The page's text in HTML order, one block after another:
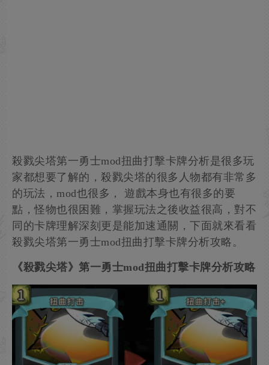
殺戮尖塔第一勇士mod扭曲打擊卡牌分析是很多玩
家都想要了解的，殺戮尖塔的很多人物都有非常多
的玩法，mod也很多， 遊戲本身也有很多的要
點，怪物也很困難，掌握玩法之後收益很高，對不
同的卡牌理解深刻更是能加速通關，下面就來看看
殺戮尖塔第一勇士mod扭曲打擊卡牌分析攻略。
《殺戮尖塔》第一勇士mod扭曲打擊卡牌分析攻略